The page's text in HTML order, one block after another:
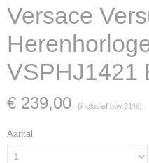
Versace
VSPHJ1421
€ 239,00 (inclusief btw 21%)
Aantal